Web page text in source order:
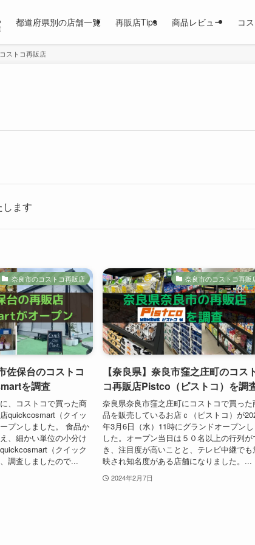
都道府県別の店舗一覧 再販店Tips 商品レビュー コ
ストコ再販店
ます
奈良市のコストコ再販店
佐保台のコストコ
を調査
、コストコで買った商
quickcosmart（クイッ
プンしました。 食品か
、細かい単位の小分け
（クイック
調査しましたので...
奈良市のコストコ再販
【奈良県】奈良市窪之庄町のコス
コ再販店Pistco（ピストコ）を調
奈良県奈良市窪之庄町にコストコで買った
品を販売しているお店ｃ（ピストコ）が
年3月6日（水）11時にグランドオープンし
した。オープン当日は５０名以上の行列が
き、注目度が高いことと、テレビ中継でも
映され知名度がある店舗になりました。...
2024年2月7日